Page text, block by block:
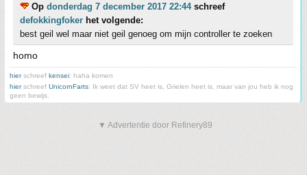
Op donderdag 7 december 2017 22:44schreef
defokkingfoker het volgende:
best geil wel maar niet geil genoeg om mijn controller te zoeken
homo
hierschreef kensei: haha komen
hierschreef UnicornFarts: Ik weet dat SV heet is, Grielen heet is, maar van jou heb ik nog
geen bewijs.
▼ Advertentie door Refinery89